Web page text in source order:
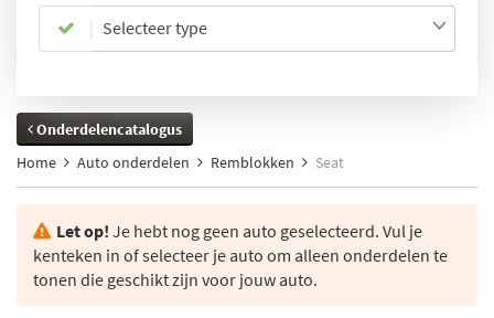
Selecteer type
Onderdelencatalogus
Home
Auto onderdelen Remblokken Seat
Let op! Je hebt nog geen auto geselecteerd. Vul je
kenteken in of selecteer je auto om alleen onderdelen te
tonen die geschikt zijn voor jouw auto.